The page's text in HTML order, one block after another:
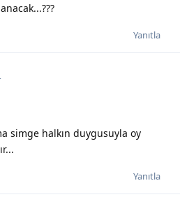
Yanıtla
simge halkın duygusuyla oy
Yanıtla